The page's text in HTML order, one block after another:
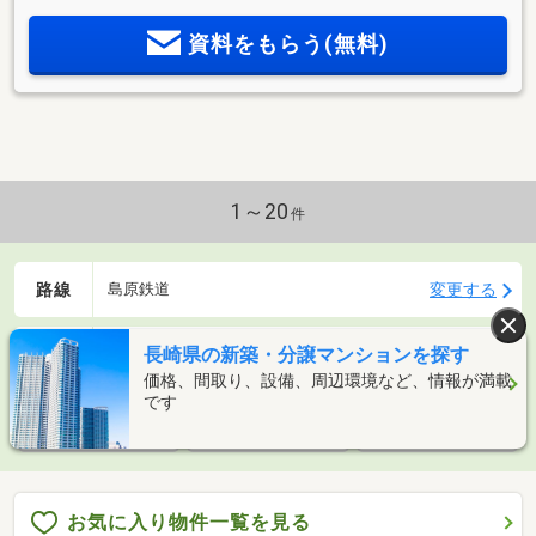
資料をもらう(無料)
1～20 件
路線 島原鉄道 変更する
条件 指定なし 変更する
検索条件を保存
お気に入り物件一覧を見る
長崎県の新築・分譲マンションを探す
価格、間取り、設備、周辺環境など、情報が満載
です